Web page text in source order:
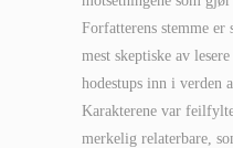
Forfatterens stemme
mest skeptiske av
hodestups inn i verden
Karakterene var
merkelig relaterbare,